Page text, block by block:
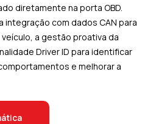
diretamente na porta OBD.
com dados CAN para
a gestão proativa da
Driver ID para identificar
e melhorar a